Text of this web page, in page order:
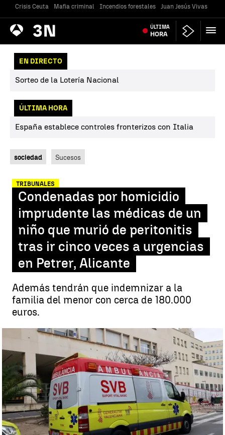
Crisis Ceuta Mafia criminal Incendios forestales Juan Jesús Vivas
Antena
3 Noticias ÚLTIMA
HORA
EN DIRECTO
Sorteo de la Lotería Nacional
ÚLTIMA HORA
España establece controles fronterizos con Italia
sociedad Sucesos
TRIBUNALES
Condenadas por homicidio
imprudente las médicas de un
niño que murió de peritonitis
tras ir cinco veces a urgencias
en Petrer, Alicante
Además tendrán que indemnizar a la
familia del menor con cerca de 180.000
euros.